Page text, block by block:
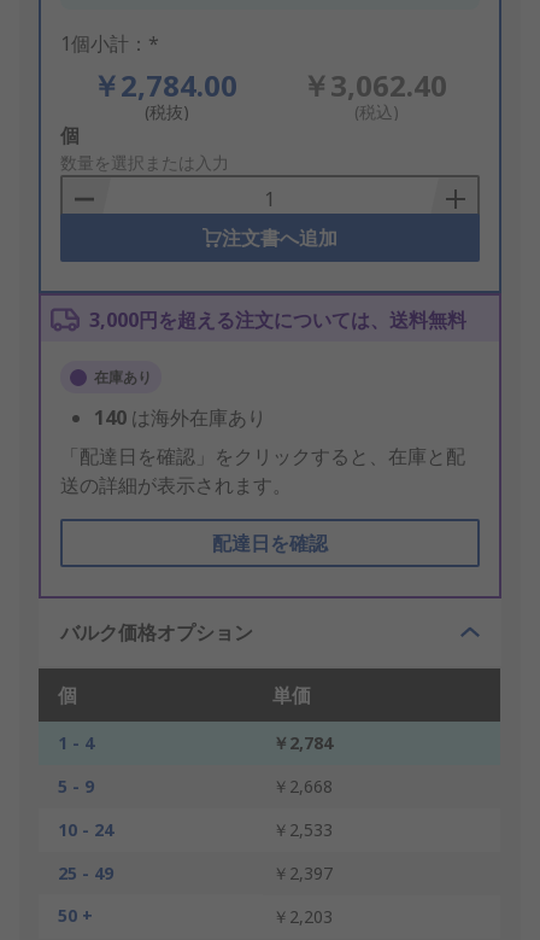
1個小計：*
￥2,784.00
(税抜)
￥3,062.40
(税込)
Add
to
Basket
個
数量を選択または入力
注文書へ追加
3,000円を超える注文については、送料無料
在庫あり
140 は海外在庫あり
「配達日を確認」をクリックすると、在庫と配
送の詳細が表示されます。
配達日を確認
バルク価格オプション
個 単価
1 - 4
￥2,784
5 - 9
￥2,668
10 - 24
￥2,533
25 - 49
￥2,397
50 +
￥2,203